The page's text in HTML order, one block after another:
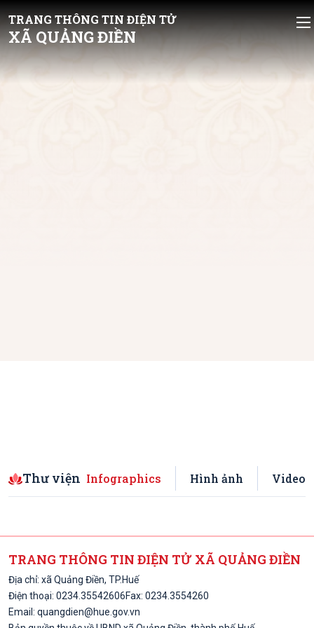
TRANG THÔNG TIN ĐIỆN TỬ
XÃ QUẢNG ĐIỀN
Thư viện Infographics Hình ảnh Video
TRANG THÔNG TIN ĐIỆN TỬ XÃ QUẢNG ĐIỀN
Địa chỉ: xã Quảng Điền, TP.Huế
Điện thoại: 0234.35542606Fax: 0234.3554260
Email: quangdien@hue.gov.vn